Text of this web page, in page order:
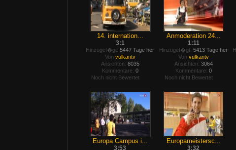
14. internation...
3:1
Hinzugef�gt: 5447 Tage her
Von vulkantv
Ansichten: 8035
Kommentare: 0
Noch nicht Bewertet
Anmoderation 24...
1:11
Hinzugef�gt: 5413 Tage her
Von vulkantv
Ansichten: 3064
Kommentare: 0
Noch nicht Bewertet
Europa Campus i...
3:53
Europameistersc...
3:32